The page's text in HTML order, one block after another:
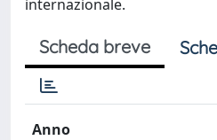
internazionale.
Scheda breve
Anno